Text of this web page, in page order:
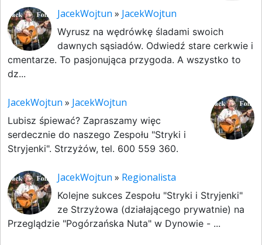
JacekWojtun » JacekWojtun
Wyrusz na wędrówkę śladami swoich
dawnych sąsiadów. Odwiedź stare cerkwie i
cmentarze. To pasjonująca przygoda. A wszystko to
dz...
JacekWojtun » JacekWojtun
Lubisz śpiewać? Zapraszamy więc
serdecznie do naszego Zespołu "Stryki i
Stryjenki". Strzyżów, tel. 600 559 360.
JacekWojtun » Regionalista
Kolejne sukces Zespołu "Stryki i Stryjenki"
ze Strzyżowa (działającego prywatnie) na
Przeglądzie "Pogórzańska Nuta" w Dynowie - ...